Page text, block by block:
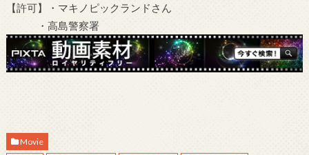
【許可】・マキノピックランドさん
・高島警察署
Movie